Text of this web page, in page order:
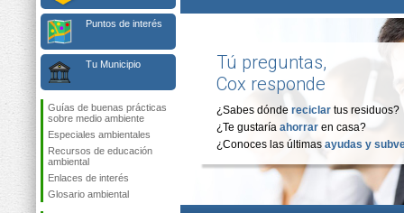
Puntos de interés
Tu Municipio
Guías de buenas prácticas
sobre medio ambiente
Especiales ambientales
Recursos de educación
ambiental
Enlaces de interés
Glosario ambiental
Tú preguntas,
Cox responde
¿Sabes dónde reciclar tus residuos?
¿Te gustaría ahorrar en casa?
¿Conoces las últimas ayudas y